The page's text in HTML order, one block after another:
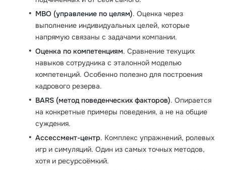
MBO (управление по целям). Оценка через
выполнение индивидуальных целей, которые
напрямую связаны с задачами компании.
Оценка по компетенциям. Сравнение текущих
навыков сотрудника с эталонной моделью
компетенций. Особенно полезно для построения
кадрового резерва.
BARS (метод поведенческих факторов). Опирается
на конкретные примеры поведения, а не на общие
суждения.
Ассессмент-центр. Комплекс упражнений, ролевых
игр и симуляций. Один из самых точных методов,
хотя и ресурсоёмкий.